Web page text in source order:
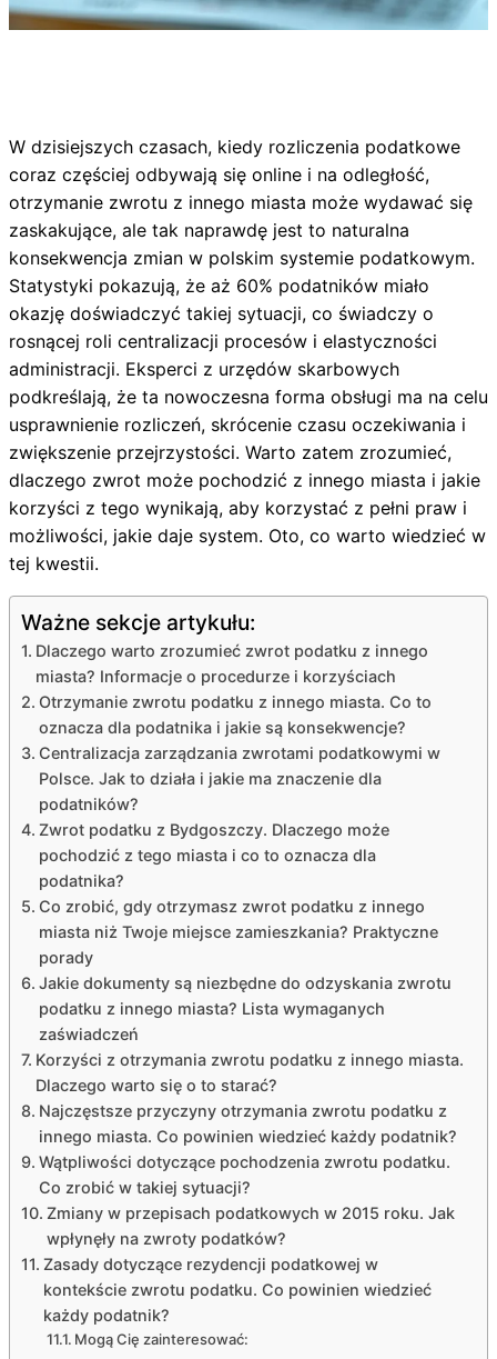
W dzisiejszych czasach, kiedy rozliczenia podatkowe
coraz częściej odbywają się online i na odległość,
otrzymanie zwrotu z innego miasta może wydawać się
zaskakujące, ale tak naprawdę jest to naturalna
konsekwencja zmian w polskim systemie podatkowym.
Statystyki pokazują, że aż 60% podatników miało
okazję doświadczyć takiej sytuacji, co świadczy o
rosnącej roli centralizacji procesów i elastyczności
administracji. Eksperci z urzędów skarbowych
podkreślają, że ta nowoczesna forma obsługi ma na celu
usprawnienie rozliczeń, skrócenie czasu oczekiwania i
zwiększenie przejrzystości. Warto zatem zrozumieć,
dlaczego zwrot może pochodzić z innego miasta i jakie
korzyści z tego wynikają, aby korzystać z pełni praw i
możliwości, jakie daje system. Oto, co warto wiedzieć w
tej kwestii.
Ważne sekcje artykułu:
Dlaczego warto zrozumieć zwrot podatku z innego
miasta? Informacje o procedurze i korzyściach
Otrzymanie zwrotu podatku z innego miasta. Co to
oznacza dla podatnika i jakie są konsekwencje?
Centralizacja zarządzania zwrotami podatkowymi w
Polsce. Jak to działa i jakie ma znaczenie dla
podatników?
Zwrot podatku z Bydgoszczy. Dlaczego może
pochodzić z tego miasta i co to oznacza dla
podatnika?
Co zrobić, gdy otrzymasz zwrot podatku z innego
miasta niż Twoje miejsce zamieszkania? Praktyczne
porady
Jakie dokumenty są niezbędne do odzyskania zwrotu
podatku z innego miasta? Lista wymaganych
zaświadczeń
Korzyści z otrzymania zwrotu podatku z innego miasta.
Dlaczego warto się o to starać?
Najczęstsze przyczyny otrzymania zwrotu podatku z
innego miasta. Co powinien wiedzieć każdy podatnik?
Wątpliwości dotyczące pochodzenia zwrotu podatku.
Co zrobić w takiej sytuacji?
Zmiany w przepisach podatkowych w 2015 roku. Jak
wpłynęły na zwroty podatków?
Zasady dotyczące rezydencji podatkowej w
kontekście zwrotu podatku. Co powinien wiedzieć
każdy podatnik?
Mogą Cię zainteresować: